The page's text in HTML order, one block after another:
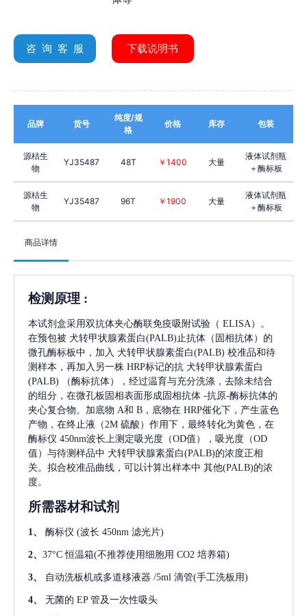
咨 询 客 服 下载说明书
品牌 货号
纯度/规
格
价格 库存 包装
源桔生
物
YJ35487 48T ￥1400 大量
液体试剂瓶
＋酶标板
源桔生
物
YJ35487 96T ￥1900 大量
液体试剂瓶
＋酶标板
商品详情
检测原理 :
本试剂盒采用双抗体夹心酶联免疫吸附试验（ ELISA）。
在预包被 犬转甲状腺素蛋白(PALB) 止抗体（固相抗体）的
微孔酶标板中，加入 犬转甲状腺素蛋白(PALB) 校准品和待
测样本，再加入另一株 HRP标记的抗 犬转甲状腺素蛋白
(PALB)
（酶标抗体），经过温育与充分洗涤，去除未结合
的组分，在微孔板固相表面形成固相抗体 -抗原-酶标抗体的
夹心复合物。加底物 A和 B，底物在 HRP催化下，产生蓝色
产物，在终止液（2M 硫酸）作用下，最终转化为黄色，在
酶标仪 450nm波长上测定吸光度（OD值），吸光度（OD
值）与待测样品中 犬转甲状腺素蛋白(PALB)的浓度正相
关。拟合校准品曲线，可以计算出样本中 其他(PALB)的浓
度。
所需器材和试剂
1、 酶标仪 (波长 450nm 滤光片)
2、 37°C 恒温箱(不推荐使用细胞用 CO2 培养箱)
3、 自动洗板机或多道移液器 /5ml 滴管(手工洗板用)
4、 无菌的 EP 管及一次性吸头